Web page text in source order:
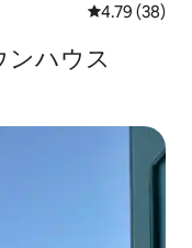
レビュー38
4.79 (38)
ハウス